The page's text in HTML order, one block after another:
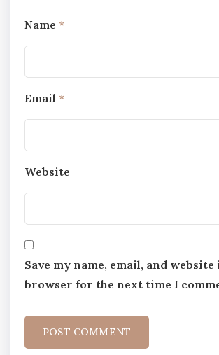
Name *
Email *
Website
Save my name, email, and
browser for the next time I